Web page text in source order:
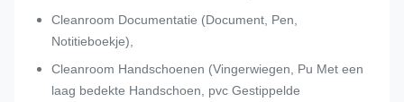
Cleanroom Documentatie (Document, Pen,
Notitieboekje),
Cleanroom Handschoenen (Vingerwiegen, Pu Met een
laag bedekte Handschoen, pvc Gestippelde